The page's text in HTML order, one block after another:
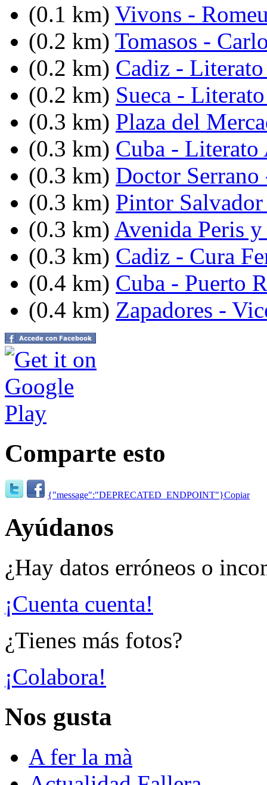
(0.1 km) Vivons -
(0.2 km) Tomasos -
(0.2 km) Cadiz -
(0.2 km) Sueca -
(0.3 km) Plaza del
(0.3 km) Cuba - Literato
(0.3 km) Doctor
(0.3 km) Pintor
(0.3 km) Avenida Peris
(0.3 km) Cadiz - Cura
(0.4 km) Cuba - Puerto
(0.4 km) Zapadores -
Comparte esto
{"message":"DEPRECATED_ENDPOINT"}Copiar
Ayúdanos
¿Hay datos erróneos o
¡Cuenta cuenta!
¿Tienes más fotos?
¡Colabora!
Nos gusta
A fer la mà